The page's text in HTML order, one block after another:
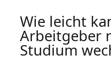
Wie leicht
Arbeitgeber
Studium